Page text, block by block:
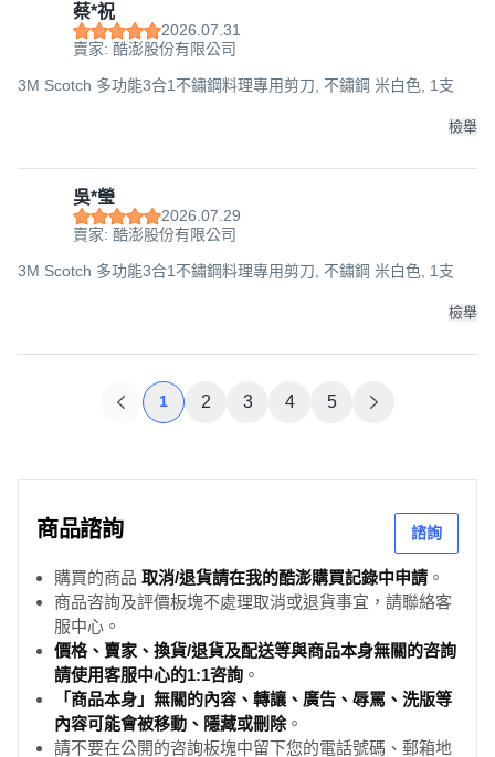
蔡*祝
2026.07.31
賣家: 酷澎股份有限公司
3M Scotch 多功能3合1不鏽鋼料理專用剪刀, 不鏽鋼 米白色, 1支
檢舉
吳*瑩
2026.07.29
賣家: 酷澎股份有限公司
3M Scotch 多功能3合1不鏽鋼料理專用剪刀, 不鏽鋼 米白色, 1支
檢舉
1 2 3 4 5
商品諮詢 諮詢
購買的商品 取消/退貨請在我的酷澎購買記錄中申請 。
商品咨詢及評價板塊不處理取消或退貨事宜，請聯絡客
服中心。
價格、賣家、換貨/退貨及配送等與商品本身無關的咨詢
請使用客服中心的1:1咨詢 。
「商品本身」無關的內容、轉讓、廣告、辱罵、洗版等
內容可能會被移動、隱藏或刪除。
請不要在公開的咨詢板塊中留下您的電話號碼、郵箱地